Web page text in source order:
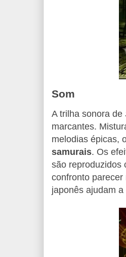
Som
A trilha sonora de
marcantes.
melodias épicas,
samurais. Os
são reproduzidos
confronto
japonês ajudam